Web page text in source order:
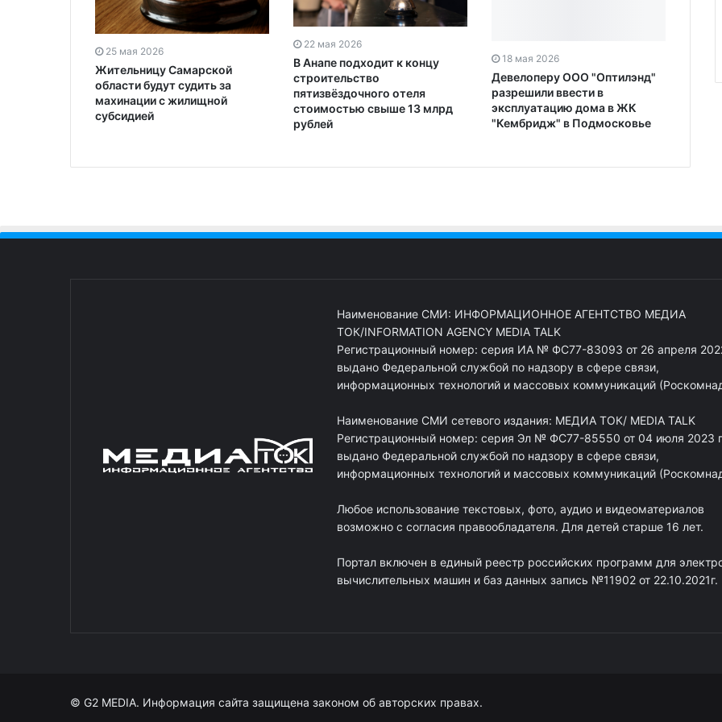
25 мая 2026
Жительницу Самарской
области будут судить за
махинации с жилищной
субсидией
22 мая 2026
В Анапе подходит к концу
строительство
пятизвёздочного отеля
стоимостью свыше 13 млрд
рублей
18 мая 2026
Девелоперу ООО "Оптилэнд"
разрешили ввести в
эксплуатацию дома в ЖК
"Кембридж" в Подмосковье
Наименование СМИ: ИНФОРМАЦИОННОЕ АГЕНТСТВО МЕДИА
ТОК/INFORMATION AGENCY MEDIA TALK
Регистрационный номер: серия ИА № ФС77-83093 от 26 апреля
выдано Федеральной службой по надзору в сфере связи,
информационных технологий и массовых коммуникаций
Наименование СМИ сетевого издания: МЕДИА ТОК/ MEDIA TALK
Регистрационный номер: серия Эл № ФС77-85550 от 04 июля 2023
выдано Федеральной службой по надзору в сфере связи,
информационных технологий и массовых коммуникаций
Любое использование текстовых, фото, аудио и видеоматериалов
возможно с согласия правообладателя. Для детей старше 16 лет.
Портал включен в единый реестр российских программ для
вычислительных машин и баз данных запись №11902 от 22.10.2021г.
© G2 MEDIA. Информация сайта защищена законом об авторских правах.